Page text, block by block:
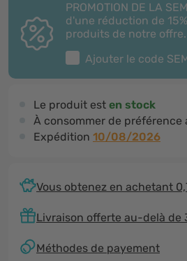
PROMOTION DE LA
d'une réduction de
produits de notre offre.
Ajouter le code
Le produit est en stock
À consommer de préférence
Expédition 10/08/2026
Vous obtenez en achetant
Livraison offerte au-delà de
Méthodes de payement